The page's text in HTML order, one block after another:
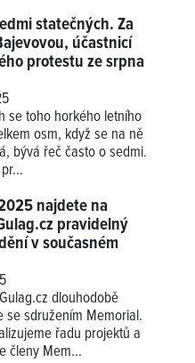
statečných. Za
účastnicí
protestu ze srpna
se toho horkého letního
osm, když se na ně
bývá řeč často o sedmi.
najdete na
pravidelný
v současném
dlouhodobě
se sdružením Memorial.
řadu projektů a
členy Mem...